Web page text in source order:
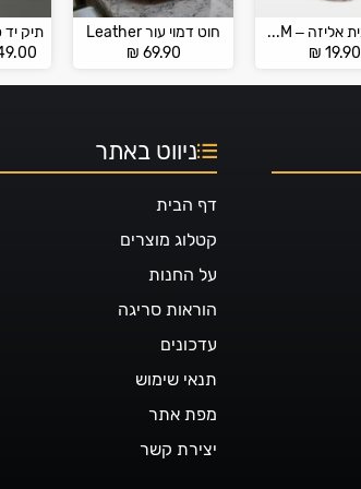
סאל מבית אליזה – Alize ŞAL SİM
₪ 19.90
חוט דמוי עור Leather
₪ 69.90
ניווט באתר
דף הבית
קטלוג מוצרים
על החנות
הוראות סריגה
עדכונים
תנאי שימוש
מפת אתר
יצירת קשר